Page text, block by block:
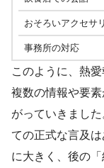
おそろいアクセサ
事務所の対応
このように、熱
複数の情報や要
がっていきまし
ての正式な言及
に大きく、後の